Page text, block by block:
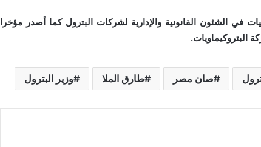
الشئون القانونية والإدارية لشركات البترول كما أصدر مؤخرا
البتروكيماويات.
صان مصر طارق الملا وزير البترول